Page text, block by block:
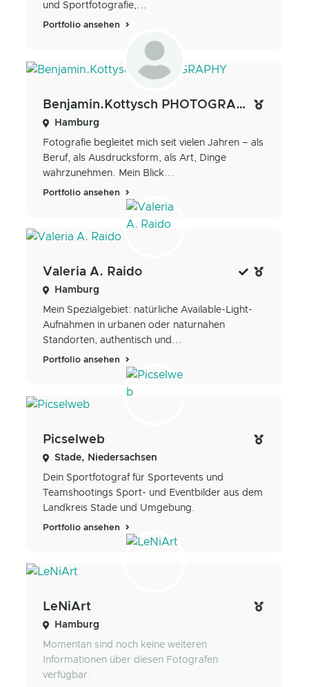
und Sportfotografie,...
Portfolio ansehen
Benjamin.Kottysch PHOTOGRAPHY
Hamburg
Fotografie begleitet mich seit vielen Jahren – als
Beruf, als Ausdrucksform, als Art, Dinge
wahrzunehmen. Mein Blick...
Portfolio ansehen
Valeria A. Raido
Hamburg
Mein Spezialgebiet: natürliche Available-Light-
Aufnahmen in urbanen oder naturnahen
Standorten, authentisch und...
Portfolio ansehen
Picselweb
Stade, Niedersachsen
Dein Sportfotograf für Sportevents und
Teamshootings Sport- und Eventbilder aus dem
Landkreis Stade und Umgebung.
Portfolio ansehen
LeNiArt
Hamburg
Momentan sind noch keine weiteren
Informationen über diesen Fotografen
verfügbar.